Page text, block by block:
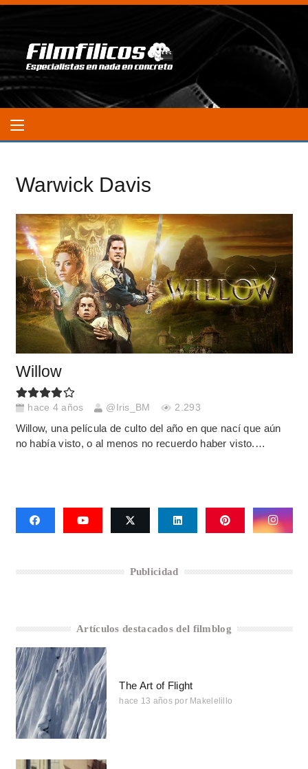
Warwick Davis
Willow
hace 4 años @Iris_BM 2.293
Willow, una película de culto del año en que nací que aún
no había visto, o al menos no recuerdo haber visto.…
Publicidad
Artículos destacados del filmblog
The Art of Flight
hace 13 años por Makelelillo